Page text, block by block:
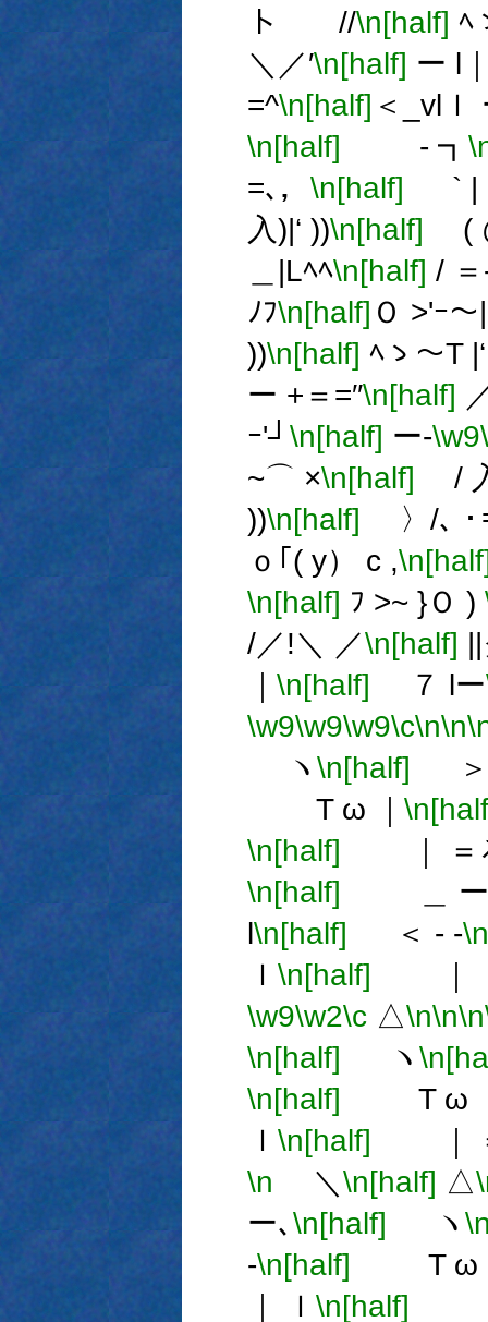
ト //\n[half] ﾍ
＼／′\n[half] ー l
=^\n[half] ＜_vlｌ
\n[half] - ┓
=､， \n[half] ` |
入)|‘ ))\n[half] (
＿|Lﾍﾍ\n[half] /
ﾉﾌ\n[half] Ｏ >'ｰ
))\n[half] ﾍゝ～T
ー +＝=′′\n[half]
ｰ'┘ \n[half] ー-\w9
~⌒ ×\n[half] /
))\n[half] 〉/､ ･
ｏ｢( y） c ,
\n[half] ﾌ >~ }Ｏ )
/／!＼ ／\n[half]
\n[half] ７ lー
\w9\w9\w9\c\n\n
ヽ \n[half] ＞
T ω ｜
\n[half] ｜ ＝
\n[half] ＿ ー
l\n[half] ＜ - -
ｌ \n[half]
\w9\w2\c△\n\n\n
\n[half] ヽ
\n[half] T ω
ｌ \n[half] ｜
\n ＼ \n[half] △
ー､\n[half] ヽ
-\n[half] T ω
｜ ｌ \n[half]